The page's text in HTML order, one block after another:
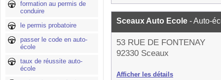
formation au permis de
conduire
le permis probatoire
passer le code en auto-
école
taux de réussite auto-
école
Sceaux Auto Ecole - Auto-
53 RUE DE FONTENAY
92330 Sceaux
Afficher les détails